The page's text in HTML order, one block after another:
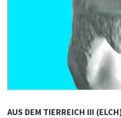
AUS DEM TIERREICH III